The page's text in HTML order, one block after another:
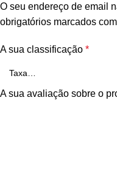
O seu endereço de email
obrigatórios marcados com
A sua classificação *
A sua avaliação sobre o